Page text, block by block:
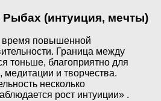
(интуиция, мечты)
повышенной
Граница между
тоньше, благоприятно для
медитации и творчества.
несколько
рост интуиции» .